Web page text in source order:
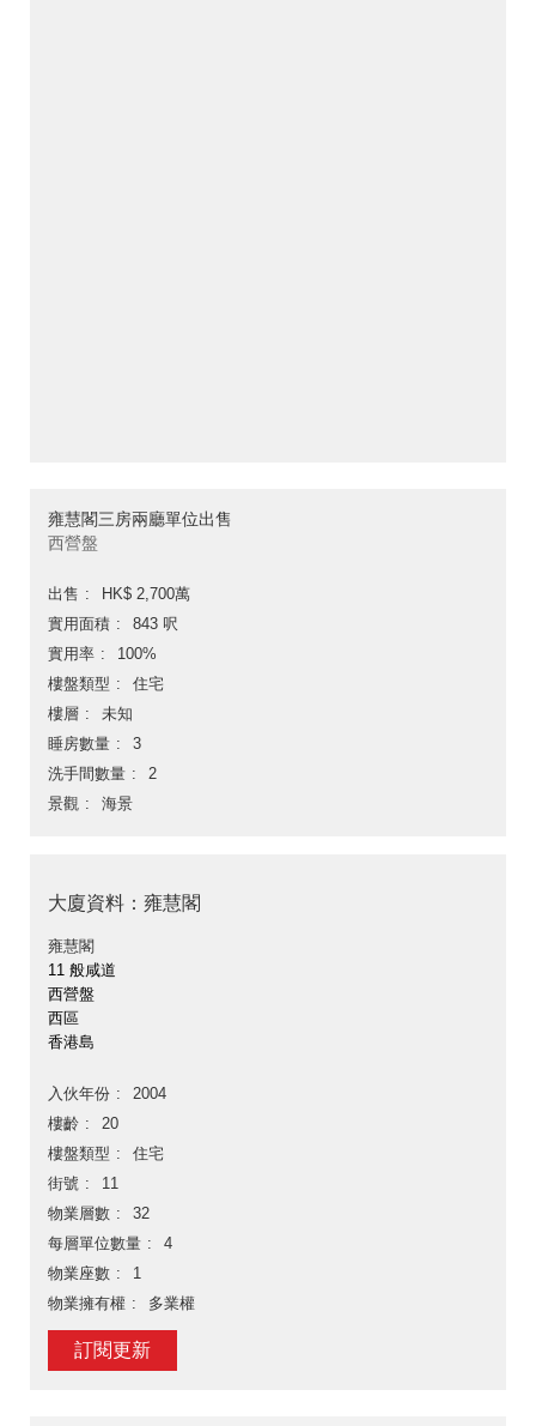
雍慧閣三房兩廳單位出售
西營盤
出售
HK$ 2,700萬
實用面積
843 呎
實用率
100%
樓盤類型
住宅
樓層
未知
睡房數量
3
洗手間數量
2
景觀
海景
大廈資料：雍慧閣
雍慧閣
11 般咸道
西營盤
西區
香港島
入伙年份
2004
樓齡
20
樓盤類型
住宅
街號
11
物業層數
32
每層單位數量
4
物業座數
1
物業擁有權
多業權
訂閱更新